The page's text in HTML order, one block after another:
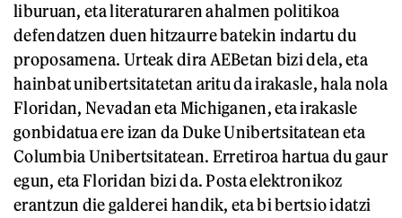
liburuan, eta literaturaren ahalmen politikoa
defendatzen duen hitzaurre batekin indartu du
proposamena. Urteak dira AEBetan bizi dela, eta
hainbat unibertsitatetan aritu da irakasle, hala nola
Floridan, Nevadan eta Michiganen, eta irakasle
gonbidatua ere izan da Duke Unibertsitatean eta
Columbia Unibertsitatean. Erretiroa hartua du gaur
egun, eta Floridan bizi da. Posta elektronikoz
erantzun die galderei handik, eta bi bertsio idatzi